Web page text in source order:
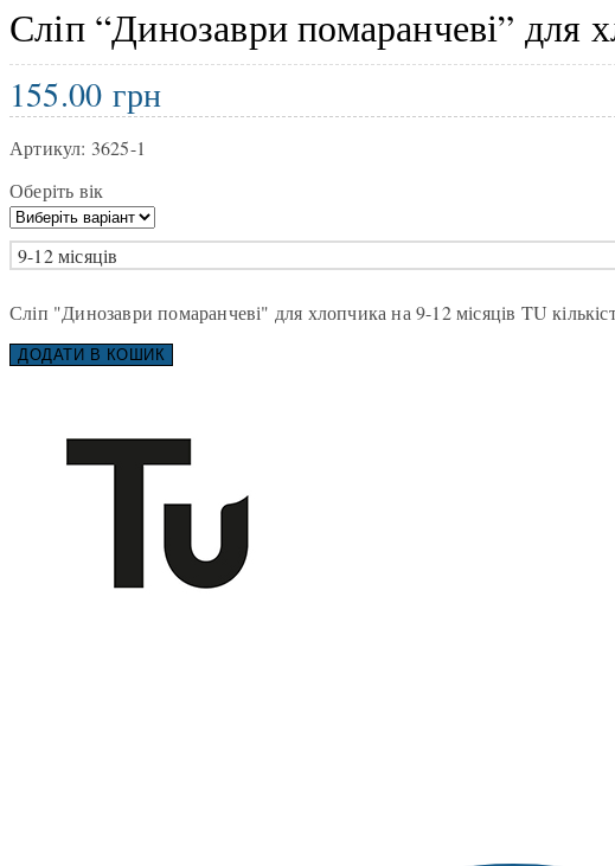
Сліп “Динозаври помаранчеві” для
155.00грн
Артикул: 3625-1
Оберіть вік
9-12 місяців
Сліп "Динозаври помаранчеві" для хлопчика на 9-12 місяців TU
ДОДАТИ В КОШИК